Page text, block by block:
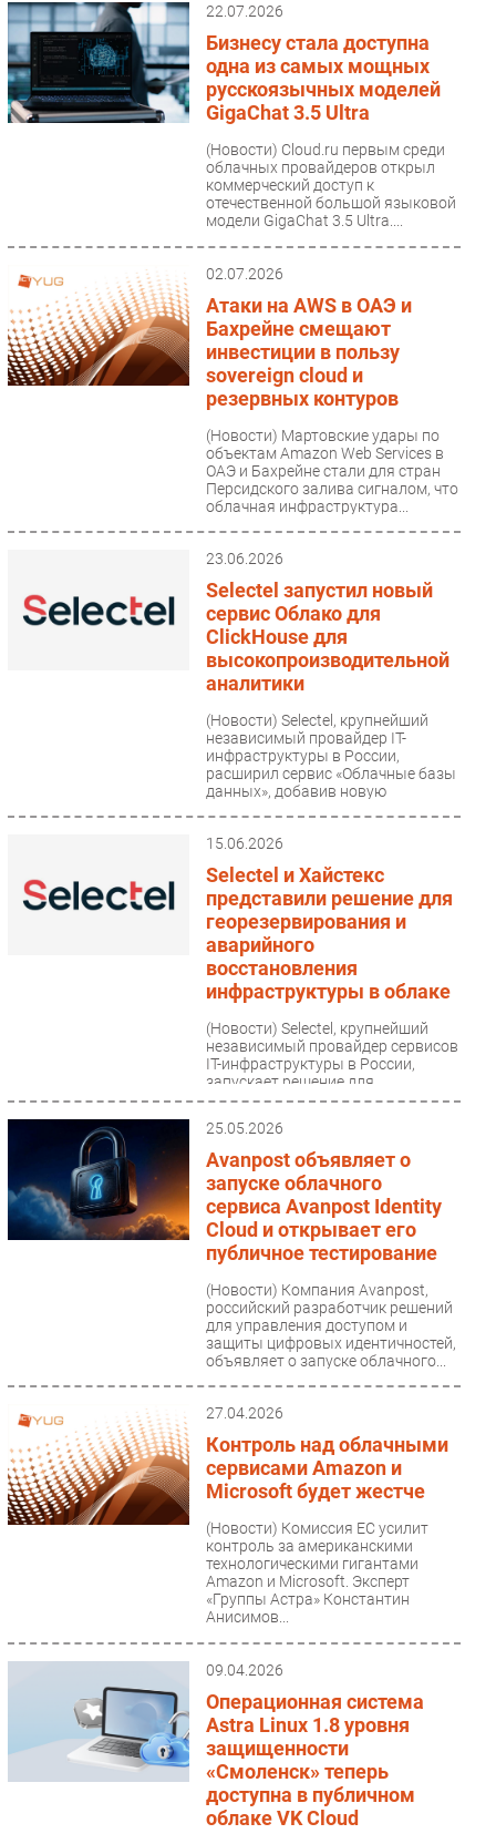
Кадры
Регулирование
Финансы
Web
Гаджеты
Здоровье
РАЗДЕЛЫ
Новости
IT класс
Каталог компаний
22.07.2026
Бизнесу стала доступна
одна из самых мощных
русскоязычных моделей
GigaChat 3.5 Ultra
(Новости) Cloud.ru первым среди
облачных провайдеров открыл
коммерческий доступ к
отечественной большой языковой
модели GigaChat 3.5 Ultra....
02.07.2026
Атаки на AWS в ОАЭ и
Бахрейне смещают
инвестиции в пользу
sovereign cloud и
резервных контуров
(Новости) Мартовские удары по
объектам Amazon Web Services в
ОАЭ и Бахрейне стали для стран
Персидского залива сигналом, что
облачная инфраструктура...
23.06.2026
Selectel запустил новый
сервис Облако для
ClickHouse для
высокопроизводительной
аналитики
(Новости) Selectel, крупнейший
независимый провайдер IT-
инфраструктуры в России,
расширил сервис «Облачные базы
данных», добавив новую
15.06.2026
Selectel и Хайстекс
представили решение для
георезервирования и
аварийного
восстановления
инфраструктуры в облаке
(Новости) Selectel, крупнейший
независимый провайдер сервисов
IT-инфраструктуры в России,
запускает решение для
аварийного восстановления
25.05.2026
Avanpost объявляет о
запуске облачного
сервиса Avanpost Identity
Cloud и открывает его
публичное тестирование
(Новости) Компания Avanpost,
российский разработчик решений
для управления доступом и
защиты цифровых идентичностей,
объявляет о запуске облачного...
27.04.2026
Контроль над облачными
сервисами Amazon и
Microsoft будет жестче
(Новости) Комиссия ЕС усилит
контроль за американскими
технологическими гигантами
Amazon и Microsoft. Эксперт
«Группы Астра» Константин
Анисимов...
09.04.2026
Операционная система
Astra Linux 1.8 уровня
защищенности
«Смоленск» теперь
доступна в публичном
облаке VK Cloud